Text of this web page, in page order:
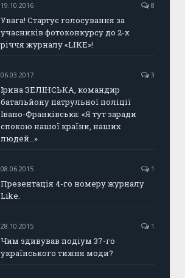
19.10.2016 8
Увага! Стартує голосування за
учасників фотоконкурсу до 2-х
річчя журналу «LIKE»!
06.03.2017 3
Ірина ЗЕЛІНСЬКА, командир
батальйону патрульної поліції
Івано-Франківська: «Я тут заради
спокою нашої країни, наших
людей…»
08.06.2015 1
Презентація 4-го номеру журналу
Like.
28.10.2015 1
Чим здивував подіум 37-го
українського тижня моди?